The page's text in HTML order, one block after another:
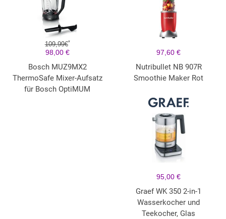
109,99€*
98,00 €
Bosch MUZ9MX2
ThermoSafe Mixer-Aufsatz
für Bosch OptiMUM
97,60 €
Nutribullet NB 907R
Smoothie Maker Rot
95,00 €
Graef WK 350 2-in-1
Wasserkocher und
Teekocher, Glas